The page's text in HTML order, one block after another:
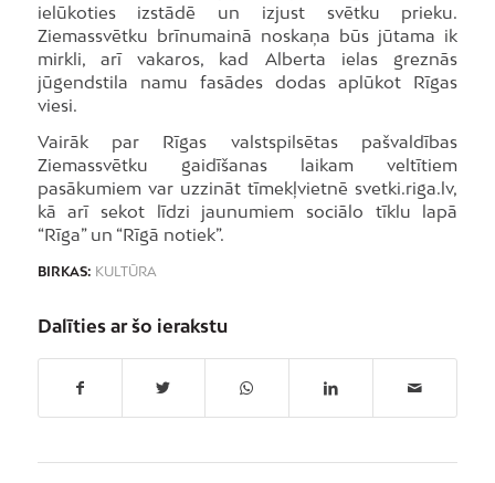
ielūkoties izstādē un izjust svētku prieku.
Ziemassvētku brīnumainā noskaņa būs jūtama ik
mirkli, arī vakaros, kad Alberta ielas greznās
jūgendstila namu fasādes dodas aplūkot Rīgas
viesi.
Vairāk par Rīgas valstspilsētas pašvaldības
Ziemassvētku gaidīšanas laikam veltītiem
pasākumiem var uzzināt tīmekļvietnē svetki.riga.lv,
kā arī sekot līdzi jaunumiem sociālo tīklu lapā
“Rīga” un “Rīgā notiek”.
BIRKAS: KULTŪRA
Dalīties ar šo ierakstu